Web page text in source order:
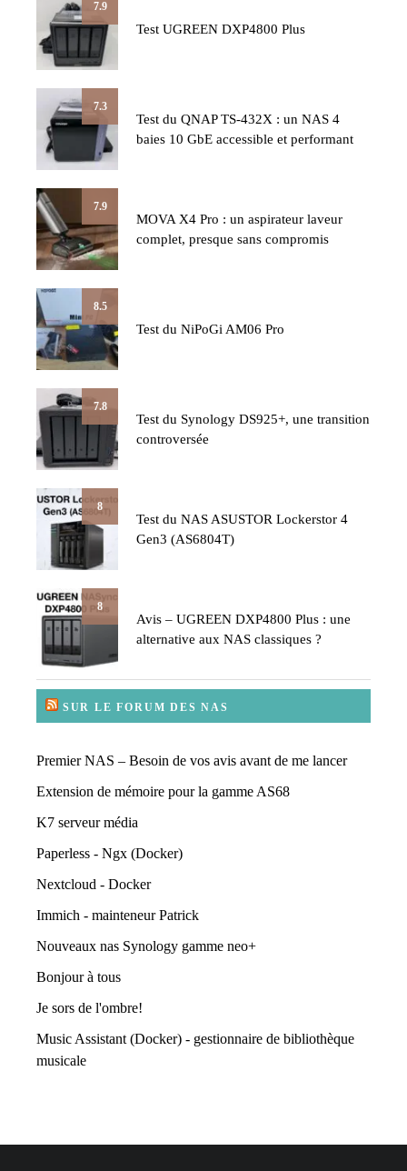
7.9
Test UGREEN DXP4800 Plus
7.3
Test du QNAP TS-432X : un NAS 4
baies 10 GbE accessible et performant
7.9
MOVA X4 Pro : un aspirateur laveur
complet, presque sans compromis
8.5
Test du NiPoGi AM06 Pro
7.8
Test du Synology DS925+, une transition
controversée
8
Test du NAS ASUSTOR Lockerstor 4
Gen3 (AS6804T)
8
Avis – UGREEN DXP4800 Plus : une
alternative aux NAS classiques ?
SUR LE FORUM DES NAS
Premier NAS – Besoin de vos avis avant de me lancer
Extension de mémoire pour la gamme AS68
K7 serveur média
Paperless - Ngx (Docker)
Nextcloud - Docker
Immich - mainteneur Patrick
Nouveaux nas Synology gamme neo+
Bonjour à tous
Je sors de l'ombre!
Music Assistant (Docker) - gestionnaire de bibliothèque
musicale